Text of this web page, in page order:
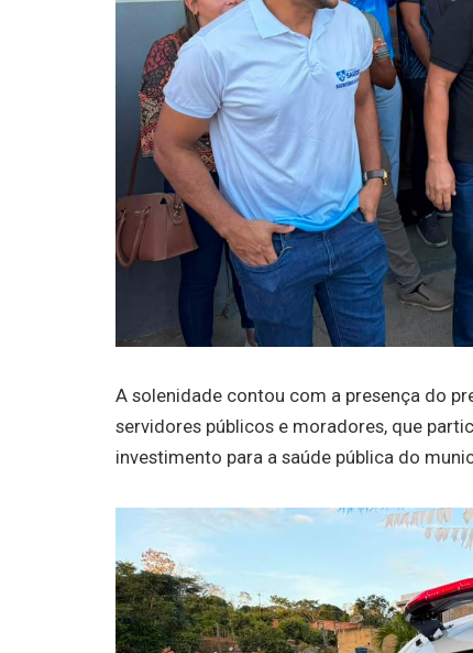
A solenidade contou com a presença do
servidores públicos e moradores, que
investimento para a saúde pública do